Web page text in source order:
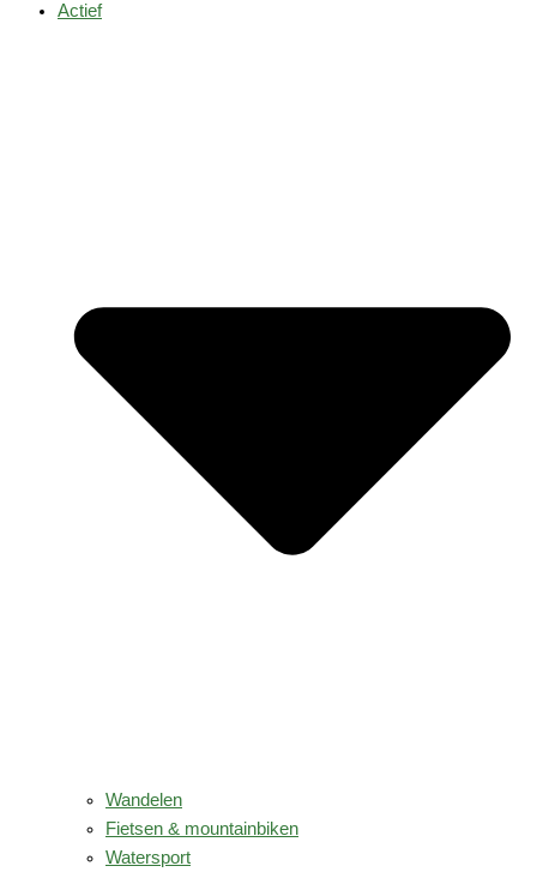
Actief
Wandelen
Fietsen & mountainbiken
Watersport